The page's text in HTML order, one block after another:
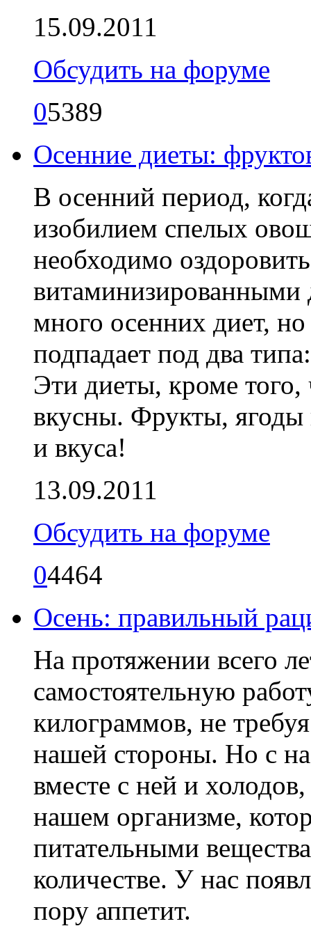
15.09.2011
Обсудить на форуме
05389
Осенние диеты:
В осенний период,
изобилием спелых
необходимо
витаминизированными
много осенних диет,
подпадает под два
Эти диеты, кроме
вкусны. Фрукты, ягоды
и вкуса!
13.09.2011
Обсудить на форуме
04464
Осень: правильный
На протяжении всего
самостоятельную
килограммов, не
нашей стороны. Но с
вместе с ней и холодов,
нашем организме,
питательными
количестве. У нас
пору аппетит.